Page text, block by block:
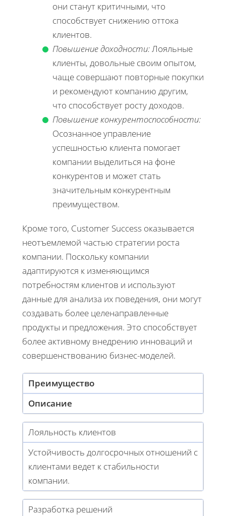
они станут критичными, что
способствует снижению оттока
клиентов.
Повышение доходности:Лояльные
клиенты, довольные своим опытом,
чаще совершают повторные покупки
и рекомендуют компанию другим,
что способствует росту доходов.
Повышение конкурентоспособности:
Осознанное управление
успешностью клиента помогает
компании выделиться на фоне
конкурентов и может стать
значительным конкурентным
преимуществом.
Кроме того, Customer Success оказывается
неотъемлемой частью стратегии роста
компании. Поскольку компании
адаптируются к изменяющимся
потребностям клиентов и используют
данные для анализа их поведения, они могут
создавать более целенаправленные
продукты и предложения. Это способствует
более активному внедрению инноваций и
совершенствованию бизнес-моделей.
Преимущество
Описание
Лояльность клиентов
Устойчивость долгосрочных отношений с
клиентами ведет к стабильности
компании.
Разработка решений